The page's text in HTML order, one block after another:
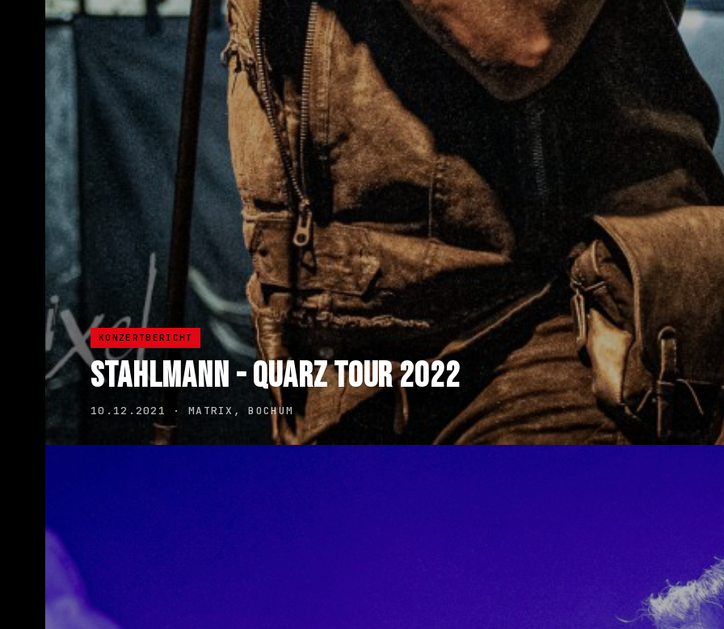
KONZERTBERICHT
STAHLMANN - QUARZ TOUR 2022
10.12.2021 · MATRIX, BOCHUM